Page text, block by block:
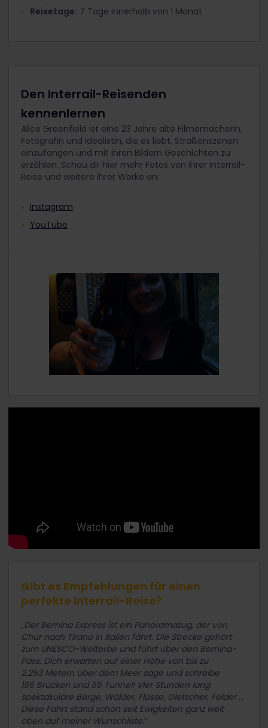
Reisetage: 7 Tage innerhalb von 1 Monat
Den Interrail-Reisenden
kennenlernen
Alice Greenfield ist eine 23 Jahre alte Filmemacherin,
Fotografin und Idealistin, die es liebt, Straßenszenen
einzufangen und mit ihren Bildern Geschichten zu
erzählen. Schau dir hier mehr Fotos von ihrer Interrail-
Reise und weitere ihrer Werke an:
Instagram
YouTube
Gibt es Empfehlungen für einen
perfekte Interrail-Reise?
„Der Bernina Express ist ein Panoramazug, der von
Chur nach Tirano in Italien fährt. Die Strecke gehört
zum UNESCO-Welterbe und führt über den Bernina-
Pass: Dich erwarten auf einer Höhe von bis zu
2.253 Metern über dem Meer sage und schreibe
196 Brücken und 55 Tunnel! Vier Stunden lang
spektakuläre Berge, Wälder, Flüsse, Gletscher, Felder ...
Diese Fahrt stand schon seit Ewigkeiten ganz weit
oben auf meiner Wunschliste.“